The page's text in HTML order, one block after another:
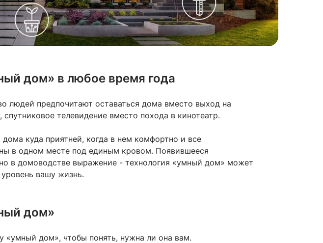
дом» в любое время года
людей предпочитают оставаться дома вместо выход на
спутниковое телевидение вместо похода в кинотеатр.
дома куда приятней, когда в нем комфортно и все
в одном месте под единым кровом. Появившееся
в домоводстве выражение - технология «умный дом» может
вашу жизнь.
дом»
«умный дом», чтобы понять, нужна ли она вам.